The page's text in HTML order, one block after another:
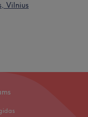
Vilnius